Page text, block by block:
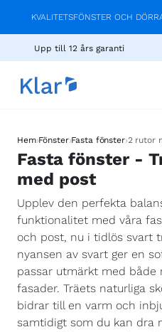
KVALITETSFÖNSTER OCH
Upp till 12 års garanti
Hem›Fönster›Fasta fönster›2 rutor
Fasta fönster -
med post
Upplev den perfekta
funktionalitet med våra
och post, nu i tidlös svart
nyansen av svart ger en
passar utmärkt med
fasader. Träets naturliga
bidrar till en varm och
samtidigt som du kan dra